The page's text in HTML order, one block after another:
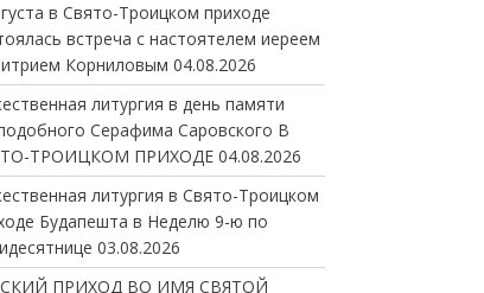
в Свято-Троицком приходе
встреча с настоятелем иереем
Корниловым 04.08.2026
литургия в день памяти
Серафима Саровского В
ТРОИЦКОМ ПРИХОДЕ 04.08.2026
литургия в Свято-Троицком
Будапешта в Неделю 9-ю по
03.08.2026
ПРИХОД ВО ИМЯ СВЯТОЙ